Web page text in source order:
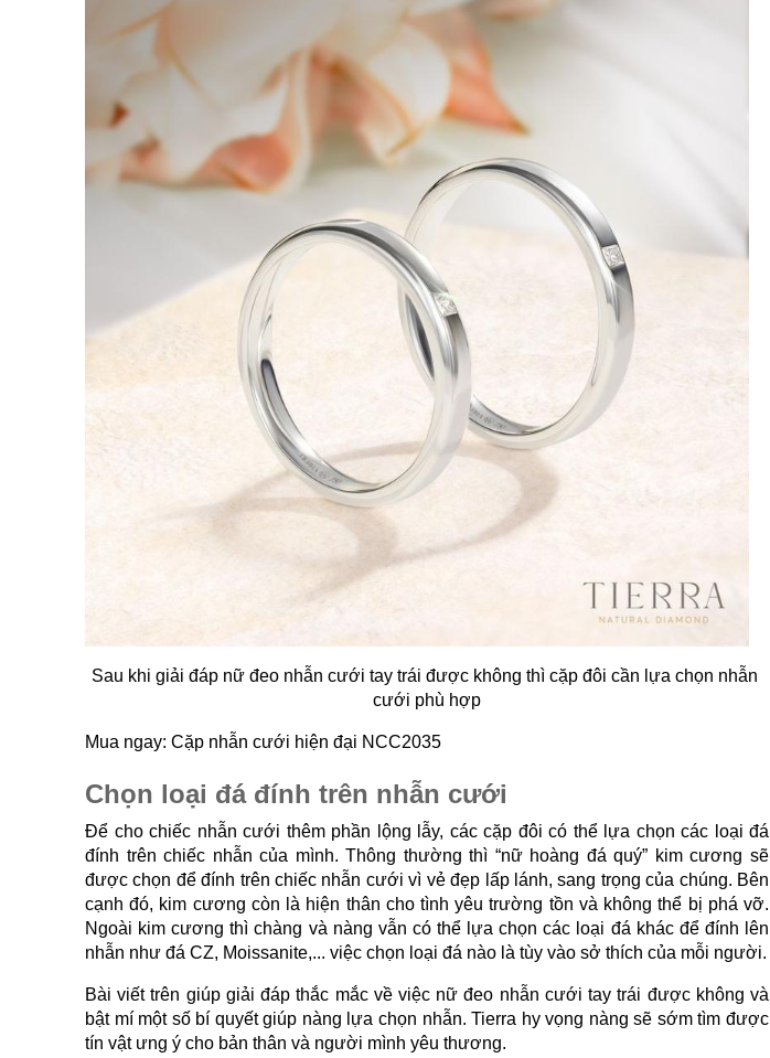
Sau khi giải đáp nữ đeo nhẫn cưới tay trái được không thì cặp đôi cần lựa chọn nhẫn
cưới phù hợp
Mua ngay: Cặp nhẫn cưới hiện đại NCC2035
Chọn loại đá đính trên nhẫn cưới
Để cho chiếc nhẫn cưới thêm phần lộng lẫy, các cặp đôi có thể lựa chọn các loại đá
đính trên chiếc nhẫn của mình. Thông thường thì “nữ hoàng đá quý” kim cương sẽ
được chọn để đính trên chiếc nhẫn cưới vì vẻ đẹp lấp lánh, sang trọng của chúng. Bên
cạnh đó, kim cương còn là hiện thân cho tình yêu trường tồn và không thể bị phá vỡ.
Ngoài kim cương thì chàng và nàng vẫn có thể lựa chọn các loại đá khác để đính lên
nhẫn như đá CZ, Moissanite,... việc chọn loại đá nào là tùy vào sở thích của mỗi người.
Bài viết trên giúp giải đáp thắc mắc về việc nữ đeo nhẫn cưới tay trái được không và
bật mí một số bí quyết giúp nàng lựa chọn nhẫn. Tierra hy vọng nàng sẽ sớm tìm được
tín vật ưng ý cho bản thân và người mình yêu thương.